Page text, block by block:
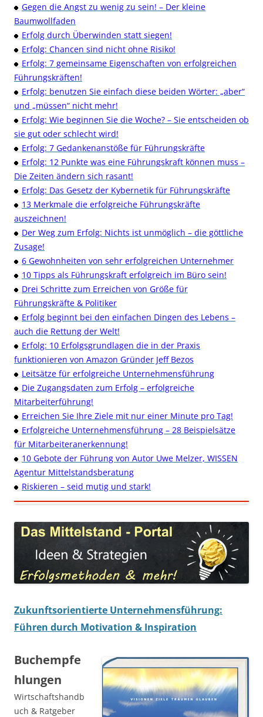
Gegen die Angst zu wenig zu sein! – Der kleine
Baumwollfaden
Erfolg durch Überwinden statt siegen!
Erfolg: Chancen sind nicht ohne Risiko!
Erfolg: 7 gemeinsame Eigenschaften von erfolgreichen
Führungskräften!
Erfolg: benutzen Sie einfach diese beiden Wörter: „aber“
und „müssen“ nicht mehr!
Erfolg: Wie beginnen Sie die Woche? – Sie entscheiden ob
sie gut oder schlecht wird!
Erfolg: 7 Gedankenanstöße für Führungskräfte
Erfolg: 12 Punkte was eine Führungskraft können muss –
Die Zeiten ändern sich rasant!
Erfolg: Das Gesetz der Kybernetik für Führungskräfte
13 Merkmale die erfolgreiche Führungskräfte
auszeichnen!
Der Weg zum Erfolg: Nichts ist unmöglich – die göttliche
Zusage!
6 Gewohnheiten von sehr erfolgreichen Unternehmer
10 Tipps als Führungskraft erfolgreich im Büro sein!
Drei Schritte zum Erreichen von Größe für
Führungskräfte & Politiker
Erfolg beginnt bei den einfachen Dingen des Lebens –
auch die Rettung der Welt!
Erfolg: 10 Erfolgsgrundlagen die in der Praxis
funktionieren von Amazon Gründer Jeff Bezos
Leitsätze für erfolgreiche Unternehmensführung
Die Zugangsdaten zum Erfolg – erfolgreiche
Mitarbeiterführung!
Erreichen Sie Ihre Ziele mit nur einer Minute pro Tag!
Erfolgreiche Unternehmensführung – 28 Beispielsätze
für Mitarbeiteranerkennung!
10 Gebote der Führung von Autor Uwe Melzer, WISSEN
Agentur Mittelstandsberatung
Riskieren – seid mutig und stark!
Zukunftsorientierte Unternehmensführung:
Führen durch Motivation & Inspiration
Buchempfe
hlungen
Wirtschaftshandb
uch & Ratgeber